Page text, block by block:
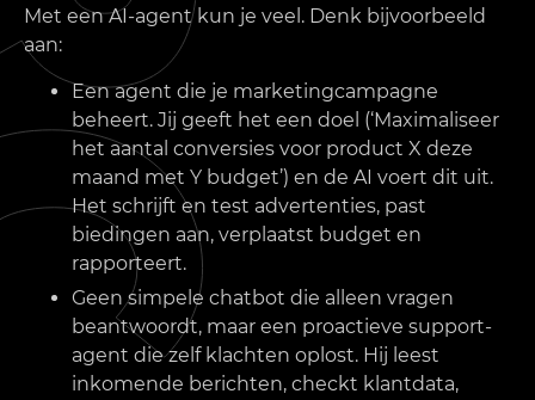
Met een AI-agent kun je veel. Denk bijvoorbeeld
aan:
Een agent die je marketingcampagne
beheert. Jij geeft het een doel (‘Maximaliseer
het aantal conversies voor product X deze
maand met Y budget’) en de AI voert dit uit.
Het schrijft en test advertenties, past
biedingen aan, verplaatst budget en
rapporteert.
Geen simpele chatbot die alleen vragen
beantwoordt, maar een proactieve support-
agent die zelf klachten oplost. Hij leest
inkomende berichten, checkt klantdata,